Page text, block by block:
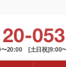
〜20:00 [土日祝]9:00